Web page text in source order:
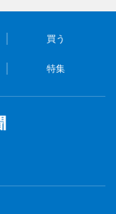
買う
特集